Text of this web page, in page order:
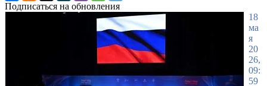
Подписаться на обновления
18
ма
я
20
26,
09:
59